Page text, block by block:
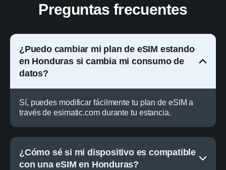
Preguntas frecuentes
¿Puedo cambiar mi plan de eSIM estando
en Honduras si cambia mi consumo de
datos?
Sí, puedes modificar fácilmente tu plan de eSIM a
través de esimatic.com durante tu estancia.
¿Cómo sé si mi dispositivo es compatible
con una eSIM en Honduras?